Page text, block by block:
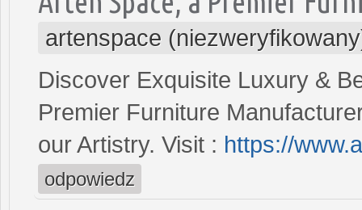
artenspace
Discover Exquisite Luxury &
Premier Furniture
our Artistry. Visit : https://
odpowiedz